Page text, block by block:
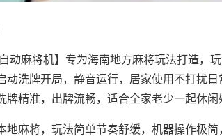
自动麻将机】专为海南地方麻将玩法打造，
洗牌开局，静音运行，居家使用不打扰日
精准，出牌流畅，适合全家老少一起休闲
地麻将，玩法简单节奏舒缓，机器操作极